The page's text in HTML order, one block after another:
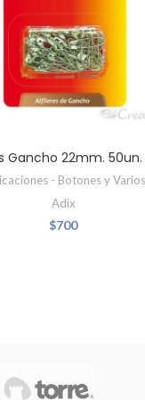
Gancho 22mm. 50un.
- Botones y Varios
Adix
$700